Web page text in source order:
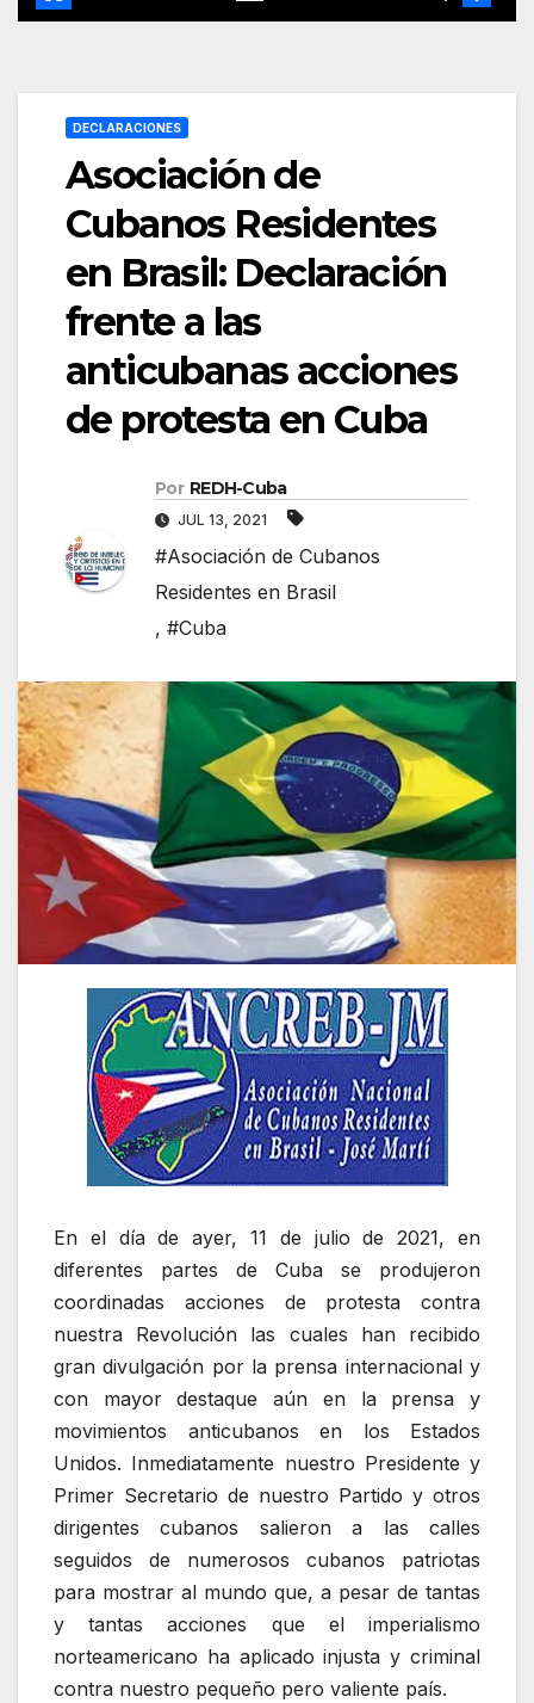
DECLARACIONES
Asociación de
Cubanos Residentes
en Brasil: Declaración
frente a las
anticubanas acciones
de protesta en Cuba
Por REDH-Cuba
JUL 13, 2021
#Asociación de Cubanos
Residentes en Brasil
, #Cuba
En el día de ayer, 11 de julio de 2021, en
diferentes partes de Cuba se produjeron
coordinadas acciones de protesta contra
nuestra Revolución las cuales han recibido
gran divulgación por la prensa internacional y
con mayor destaque aún en la prensa y
movimientos anticubanos en los Estados
Unidos. Inmediatamente nuestro Presidente y
Primer Secretario de nuestro Partido y otros
dirigentes cubanos salieron a las calles
seguidos de numerosos cubanos patriotas
para mostrar al mundo que, a pesar de tantas
y tantas acciones que el imperialismo
norteamericano ha aplicado injusta y criminal
contra nuestro pequeño pero valiente país.